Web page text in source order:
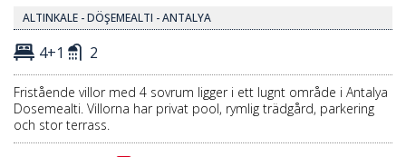
ALTINKALE - DÖŞEMEALTI - ANTALYA
4+1 2
Fristående villor med 4 sovrum ligger i ett lugnt område i Antalya
Dosemealti. Villorna har privat pool, rymlig trädgård, parkering
och stor terrass.